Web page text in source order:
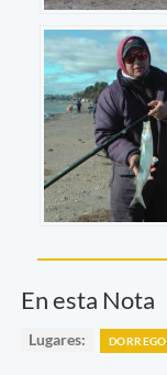
En esta Nota
Lugares: DORREGO